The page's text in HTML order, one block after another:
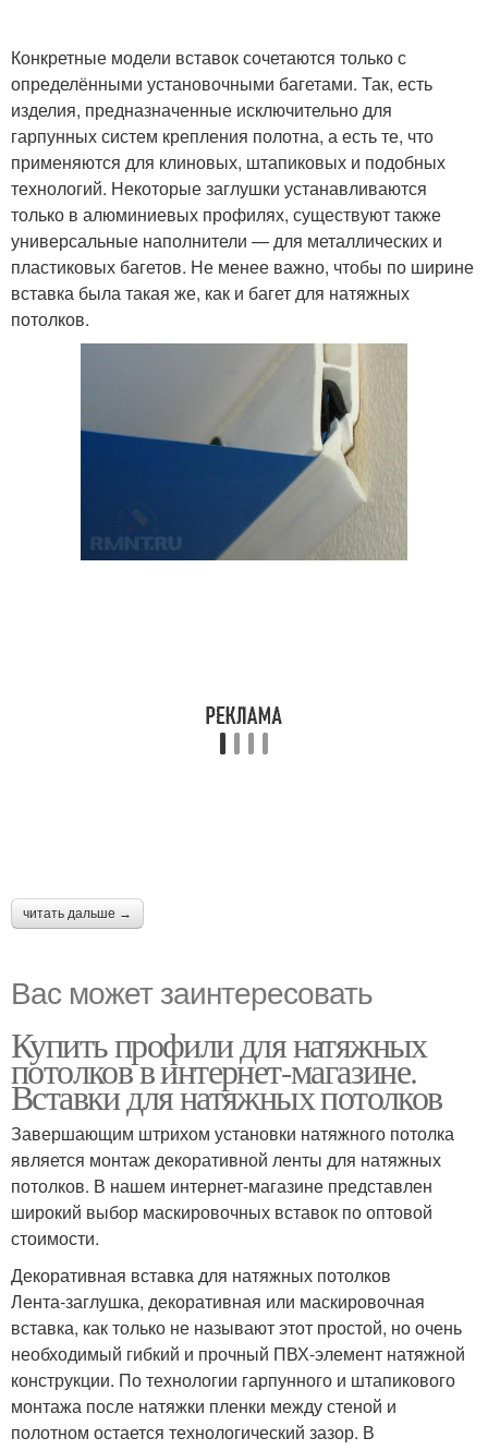
Конкретные модели вставок сочетаются только с
определёнными установочными багетами. Так, есть
изделия, предназначенные исключительно для
гарпунных систем крепления полотна, а есть те, что
применяются для клиновых, штапиковых и подобных
технологий. Некоторые заглушки устанавливаются
только в алюминиевых профилях, существуют также
универсальные наполнители — для металлических и
пластиковых багетов. Не менее важно, чтобы по ширине
вставка была такая же, как и багет для натяжных
потолков.
читать дальше →
Вас может заинтересовать
Купить профили для натяжных
потолков в интернет-магазине.
Вставки для натяжных потолков
Завершающим штрихом установки натяжного потолка
является монтаж декоративной ленты для натяжных
потолков. В нашем интернет-магазине представлен
широкий выбор маскировочных вставок по оптовой
стоимости.
Декоративная вставка для натяжных потолков
Лента-заглушка, декоративная или маскировочная
вставка, как только не называют этот простой, но очень
необходимый гибкий и прочный ПВХ-элемент натяжной
конструкции. По технологии гарпунного и штапикового
монтажа после натяжки пленки между стеной и
полотном остается технологический зазор. В